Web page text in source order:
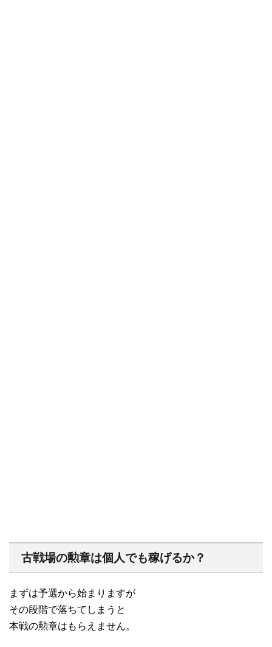
古戦場の勲章は個人でも稼げるか？
まずは予選から始まりますが
その段階で落ちてしまうと
本戦の勲章はもらえません。